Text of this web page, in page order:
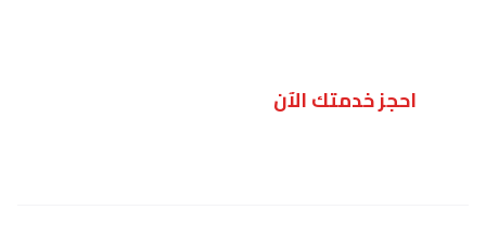
احجز خدمتك الآن